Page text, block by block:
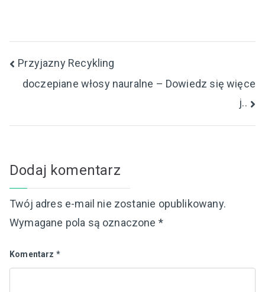
Nawigacja
wpisu
Przyjazny Recykling
doczepiane włosy nauralne – Dowiedz się więce
j..
Dodaj komentarz
Twój adres e-mail nie zostanie opublikowany.
Wymagane pola są oznaczone *
Komentarz *